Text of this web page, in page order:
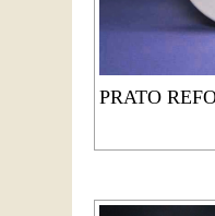
PRATO